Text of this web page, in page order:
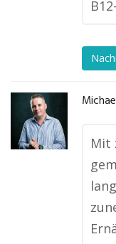
Mit